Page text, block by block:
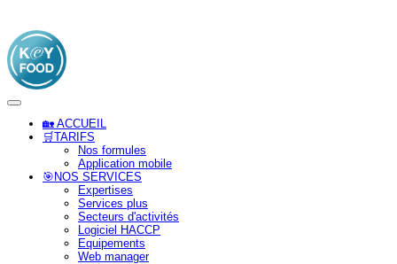
🏡 ACCUEIL
🛒TARIFS
Nos formules
Application mobile
🎯NOS SERVICES
Expertises
Services plus
Secteurs d'activités
Logiciel HACCP
Equipements
Web manager